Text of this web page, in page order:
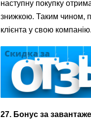
наступну покупку
знижкою. Таким чином,
клієнта у свою компанію.
27. Бонус за